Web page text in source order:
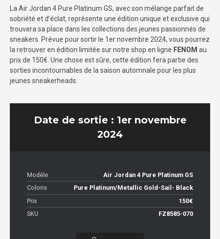
La Air Jordan 4 Pure Platinum GS, avec son mélange parfait de
sobriété et d’éclat, représente une édition unique et exclusive qui
trouvera sa place dans les collections des jeunes passionnés de
sneakers. Prévue pour sortir le 1er novembre 2024, vous pourrez
la retrouver en édition limitée sur notre shop en ligne FENOM au
prix de 150€. Une chose est sûre, cette édition fera partie des
sorties incontournables de la saison automnale pour les plus
jeunes sneakerheads.
Date de sortie : 1er novembre
2024
Modèle
Air Jordan 4 Pure Platinum GS
Coloris
Pure Platinum/Metallic Gold-Sail- Black
Prix
150€
SKU
FZ8585-070